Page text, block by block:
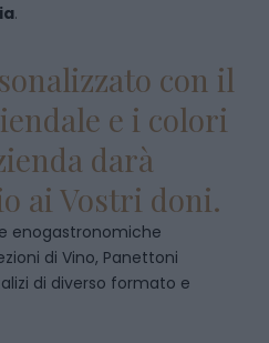
.
con il
e i colori
darà
ai Vostri doni.
enogastronomiche
di Vino, Panettoni
di diverso formato e